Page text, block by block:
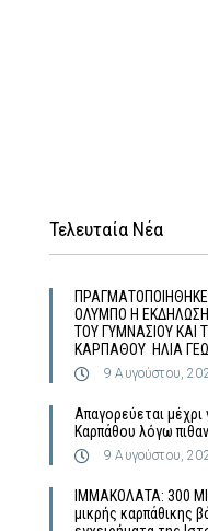
Τελευταία Νέα
ΠΡΑΓΜΑΤΟΠΟΙΗΘΗΚΕ
ΟΛΥΜΠΟ Η
ΤΟΥ ΓΥΜΝΑΣΙΟΥ ΚΑΙ
ΚΑΡΠΑΘΟΥ ΗΛΙΑ
9 Αυγούστου,
Απαγορεύεται
Καρπάθου λόγω
9 Αυγούστου,
ΙΜΜΑΚΟΛΑΤΑ: 300
μικρής καρπάθικης